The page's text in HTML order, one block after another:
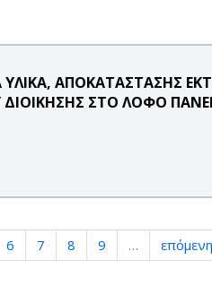
ΑΠΟΚΑΤΑΣΤΑΣΗΣ
ΣΤΟ ΛΟΦΟ
6 7 8 9 …